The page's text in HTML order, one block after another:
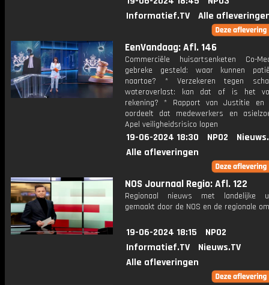
Informatief.TV
Alle
EenVandaag: Afl. 146
Commerciële huisartsenketen Co-
gebreke gesteld: waar kunnen
naartoe? * Verzekeren tegen
wateroverlast: kan dat of is het
rekening? * Rapport van Justitie en
oordeelt dat medewerkers en
Apel veiligheidsrisico lopen
19-06-2024 18:30 NPO2
Alle afleveringen
NOS Journaal Regio: Afl. 122
Regionaal nieuws met landelijke
gemaakt door de NOS en de regionale
19-06-2024 18:15
NPO2
Informatief.TV
Nieuws.TV
Alle afleveringen